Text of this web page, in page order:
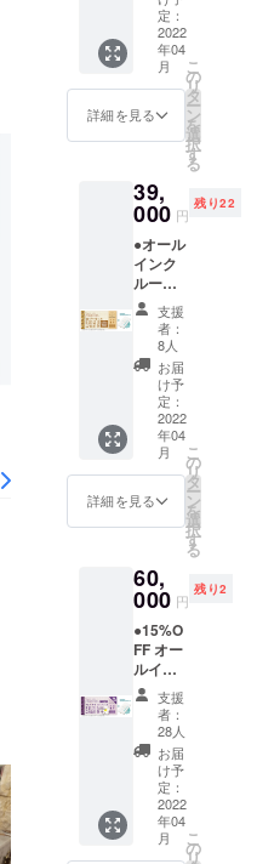
写真は
1.4kgの
イメー
ジで
す。写
真の中
から1kg
送りし
ます。
ングリ
ゾート
宿泊料
30%オ
フクー
ポン】
●オリジ
ナルモ
バッテ
リー ●
お礼の
メール
◆グラ
ンド
オープ
ン後に
ご宿泊
いただ
ける
「リ
ゾート
宿泊」
割引
クーポ
ンで
場され
る方全
員分の
宿泊料
から割
引いた
しま
す。 地
元の素
材をふ
んだん
に使っ
た夕
食、朝
食付
定：
2022
年04
月
詳細を見る
こ
の
リ
タ
ー
ン
を
選
択
す
る
39,
000 円
残り22
●オール
インク
ルーシ
ブ付き
【ドー
ムホテ
ル型グ
ランピ
ングリ
ゾート
１泊２
日宿泊
券（親
子チ
ケッ
ト）
オリジ
ナルモ
バイル
バッテ
リー ●
感謝の
メール
◆グラ
ンド
オープ
ン後
に、大
人１
名、子
供１名
支援
者：
8人
お届
け予
定：
2022
年04
月
詳細を見る
こ
の
リ
タ
ー
ン
を
選
択
す
る
60,
000 円
残り2
●15%O
FF オー
ルイン
クルー
シブ付
【ドー
ムホテ
ル型グ
ランピ
ングリ
ゾート
支援
者：
28人
お届
け予
定：
2022
年04
月
こ
の
リ